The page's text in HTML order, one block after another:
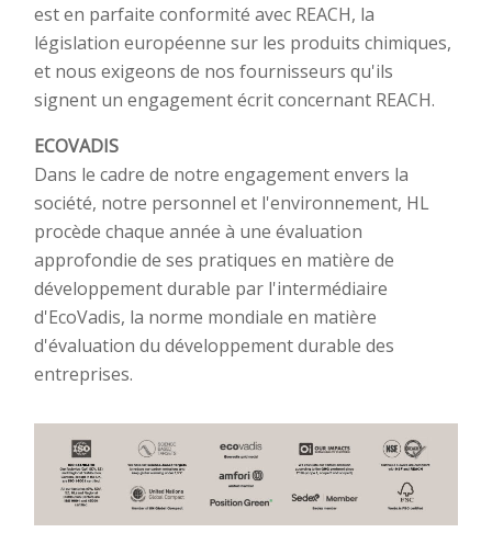
est en parfaite conformité avec REACH, la
législation européenne sur les produits chimiques,
et nous exigeons de nos fournisseurs qu'ils
signent un engagement écrit concernant REACH.
ECOVADIS
Dans le cadre de notre engagement envers la
société, notre personnel et l'environnement, HL
procède chaque année à une évaluation
approfondie de ses pratiques en matière de
développement durable par l'intermédiaire
d'EcoVadis, la norme mondiale en matière
d'évaluation du développement durable des
entreprises. ​